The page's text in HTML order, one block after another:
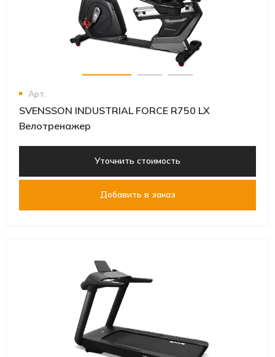
Арт.
SVENSSON INDUSTRIAL FORCE R750 LX
Велотренажер
Уточнить стоимость
Добавить в заказ